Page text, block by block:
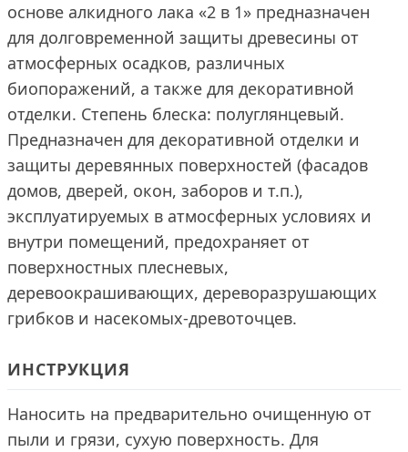
основе алкидного лака «2 в 1» предназначен
для долговременной защиты древесины от
атмосферных осадков, различных
биопоражений, а также для декоративной
отделки. Степень блеска: полуглянцевый.
Предназначен для декоративной отделки и
защиты деревянных поверхностей (фасадов
домов, дверей, окон, заборов и т.п.),
эксплуатируемых в атмосферных условиях и
внутри помещений, предохраняет от
поверхностных плесневых,
деревоокрашивающих, дереворазрушающих
грибков и насекомых-древоточцев.
ИНСТРУКЦИЯ
Наносить на предварительно очищенную от
пыли и грязи, сухую поверхность. Для